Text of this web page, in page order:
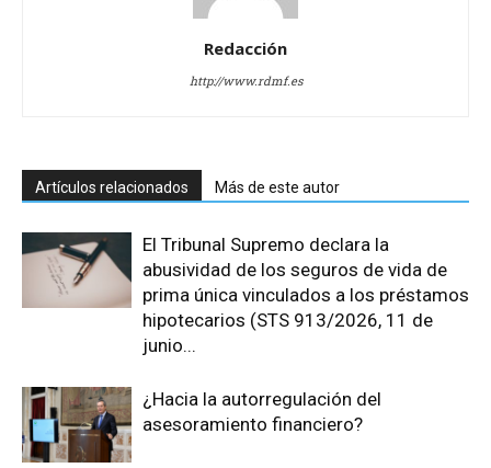
Redacción
http://www.rdmf.es
Artículos relacionados Más de este autor
El Tribunal Supremo declara la
abusividad de los seguros de vida de
prima única vinculados a los préstamos
hipotecarios (STS 913/2026, 11 de
junio...
¿Hacia la autorregulación del
asesoramiento financiero?